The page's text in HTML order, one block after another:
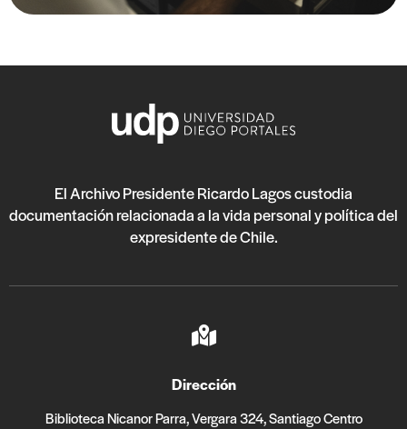
El Archivo Presidente Ricardo Lagos custodia
documentación relacionada a la vida personal y política del
expresidente de Chile.
Dirección
Biblioteca Nicanor Parra, Vergara 324, Santiago Centro